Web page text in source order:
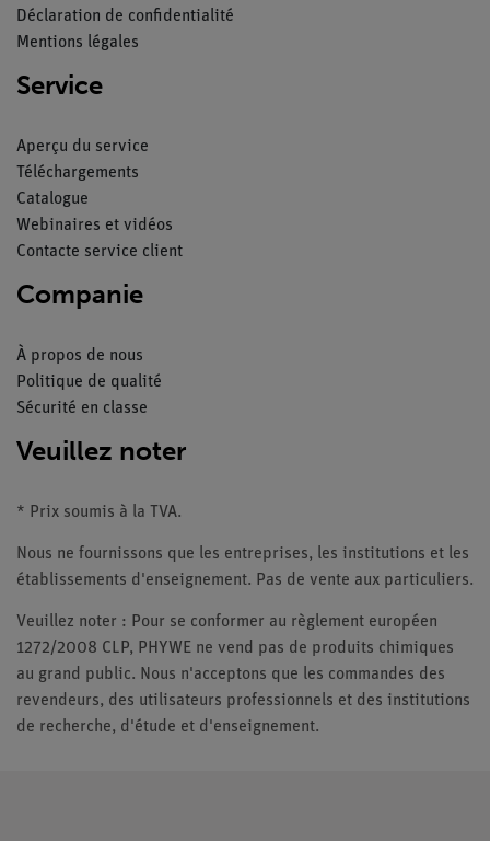
Déclaration de confidentialité
Mentions légales
Service
Aperçu du service
Téléchargements
Catalogue
Webinaires et vidéos
Contacte service client
Companie
À propos de nous
Politique de qualité
Sécurité en classe
Veuillez noter
* Prix soumis à la TVA.
Nous ne fournissons que les entreprises, les institutions et les
établissements d'enseignement. Pas de vente aux particuliers.
Veuillez noter : Pour se conformer au règlement européen
1272/2008 CLP, PHYWE ne vend pas de produits chimiques
au grand public. Nous n'acceptons que les commandes des
revendeurs, des utilisateurs professionnels et des institutions
de recherche, d'étude et d'enseignement.